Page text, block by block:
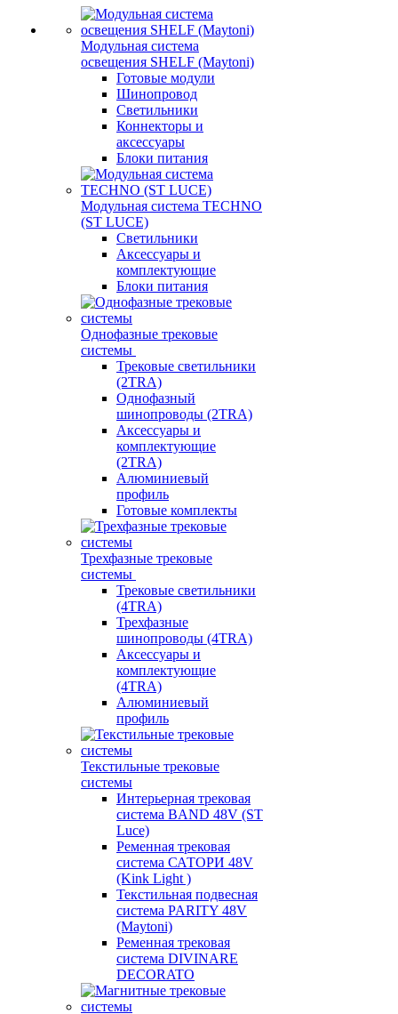
Модульная система
освещения SHELF (Maytoni)
Готовые модули
Шинопровод
Светильники
Коннекторы и
аксессуары
Блоки питания
Модульная система TECHNO
(ST LUCE)
Светильники
Аксессуары и
комплектующие
Блоки питания
Однофазные трековые
системы
Трековые светильники
(2TRA)
Однофазный
шинопроводы (2TRA)
Аксессуары и
комплектующие
(2TRA)
Алюминиевый
профиль
Готовые комплекты
Трехфазные трековые
системы
Трековые светильники
(4TRA)
Трехфазные
шинопроводы (4TRA)
Аксессуары и
комплектующие
(4TRA)
Алюминиевый
профиль
Текстильные трековые
системы
Интерьерная трековая
система BAND 48V (ST
Luce)
Ременная трековая
система САТОРИ 48V
(Kink Light )
Текстильная подвесная
система PARITY 48V
(Maytoni)
Ременная трековая
система DIVINARE
DECORATO